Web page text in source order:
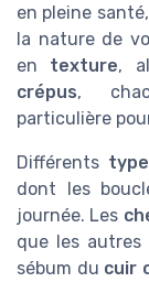
en pleine
la nature de
en texture,
crépus,
particulière
Différents
dont les
journée. Les
que les
sébum du cuir